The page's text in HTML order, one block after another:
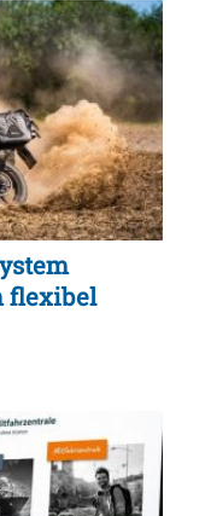
flexibel